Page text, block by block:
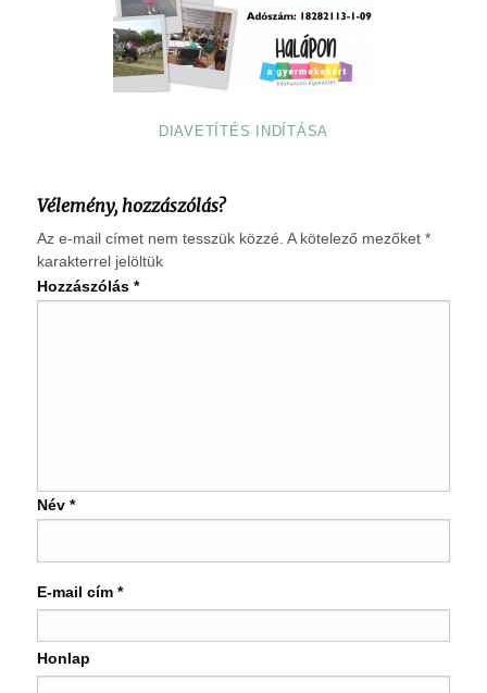
DIAVETÍTÉS INDÍTÁSA
Vélemény, hozzászólás?
Az e-mail címet nem tesszük közzé. A kötelező mezőket *
karakterrel jelöltük
Hozzászólás *
Név *
E-mail cím *
Honlap